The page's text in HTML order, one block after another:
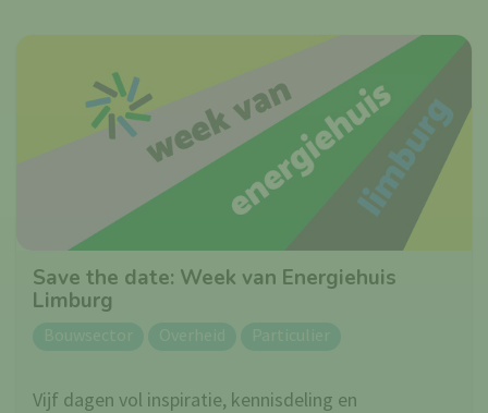
Save the date: Week van Energiehuis
Limburg
Bouwsector Overheid Particulier
Vijf dagen vol inspiratie, kennisdeling en